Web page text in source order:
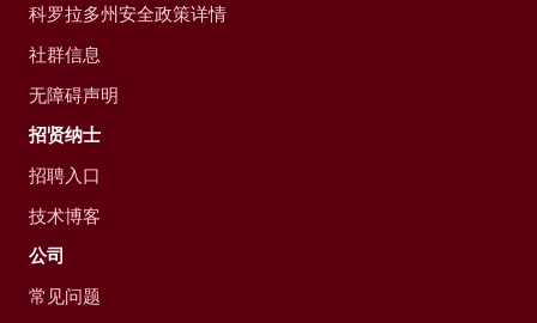
科罗拉多州安全政策详情
社群信息
无障碍声明
招贤纳士
招聘入口
技术博客
公司
常见问题